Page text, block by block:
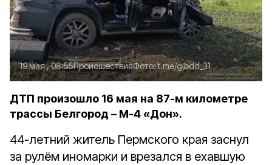
19 мая , 08:55ПроисшествияФото:t.me/gibdd_31
ДТП произошло 16 мая на 87-м километре
трассы Белгород – М-4 «Дон».
44-летний житель Пермского края заснул
за рулём иномарки и врезался в ехавшую